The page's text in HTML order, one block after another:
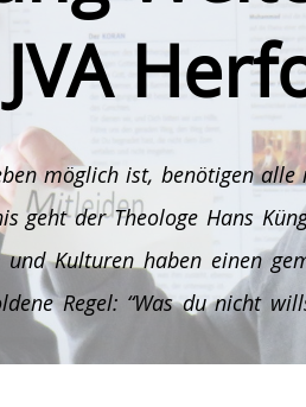
JVA
möglich ist, benötigen alle
geht der Theologe Hans
Kulturen haben einen
Regel: “Was du nicht